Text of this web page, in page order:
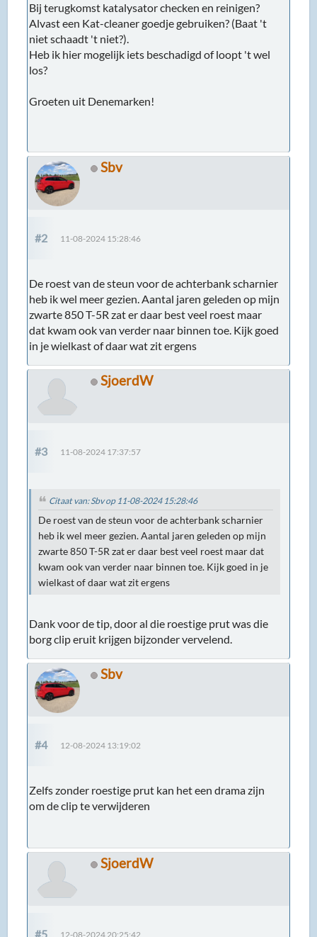
Bij terugkomst katalysator checken en reinigen?
Alvast een Kat-cleaner goedje gebruiken? (Baat 't
niet schaadt 't niet?).
Heb ik hier mogelijk iets beschadigd of loopt 't wel
los?
Groeten uit Denemarken!
Sbv
#2 11-08-2024 15:28:46
De roest van de steun voor de achterbank scharnier
heb ik wel meer gezien. Aantal jaren geleden op mijn
zwarte 850 T-5R zat er daar best veel roest maar
dat kwam ook van verder naar binnen toe. Kijk goed
in je wielkast of daar wat zit ergens
SjoerdW
#3 11-08-2024 17:37:57
Citaat van: Sbv op 11-08-2024 15:28:46
De roest van de steun voor de achterbank scharnier
heb ik wel meer gezien. Aantal jaren geleden op mijn
zwarte 850 T-5R zat er daar best veel roest maar dat
kwam ook van verder naar binnen toe. Kijk goed in je
wielkast of daar wat zit ergens
Dank voor de tip, door al die roestige prut was die
borg clip eruit krijgen bijzonder vervelend.
Sbv
#4 12-08-2024 13:19:02
Zelfs zonder roestige prut kan het een drama zijn
om de clip te verwijderen
SjoerdW
#5 12-08-2024 20:25:42